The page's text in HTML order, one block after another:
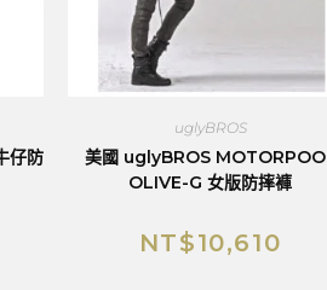
仔防
uglyBROS
美國 uglyBROS
OLIVE-G 女版防摔褲
NT$10,610